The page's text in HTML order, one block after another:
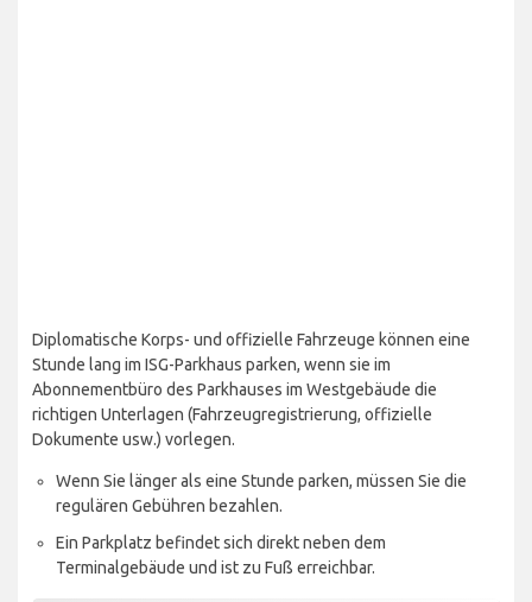
Diplomatische Korps- und offizielle Fahrzeuge können eine
Stunde lang im ISG-Parkhaus parken, wenn sie im
Abonnementbüro des Parkhauses im Westgebäude die
richtigen Unterlagen (Fahrzeugregistrierung, offizielle
Dokumente usw.) vorlegen.
Wenn Sie länger als eine Stunde parken, müssen Sie die
regulären Gebühren bezahlen.
Ein Parkplatz befindet sich direkt neben dem
Terminalgebäude und ist zu Fuß erreichbar.